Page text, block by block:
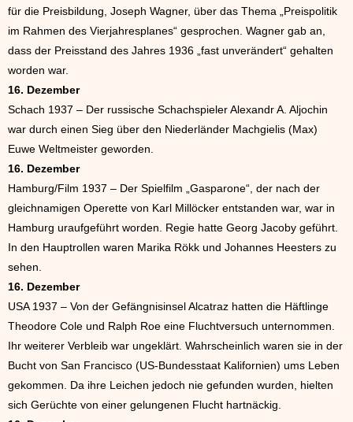
für die Preisbildung, Joseph Wagner, über das Thema „Preispolitik
im Rahmen des Vierjahresplanes“ gesprochen. Wagner gab an,
dass der Preisstand des Jahres 1936 „fast unverändert“ gehalten
worden war.
16. Dezember
Schach 1937 – Der russische Schachspieler Alexandr A. Aljochin
war durch einen Sieg über den Niederländer Machgielis (Max)
Euwe Weltmeister geworden.
16. Dezember
Hamburg/Film 1937 – Der Spielfilm „Gasparone“, der nach der
gleichnamigen Operette von Karl Millöcker entstanden war, war in
Hamburg uraufgeführt worden. Regie hatte Georg Jacoby geführt.
In den Hauptrollen waren Marika Rökk und Johannes Heesters zu
sehen.
16. Dezember
USA 1937 – Von der Gefängnisinsel Alcatraz hatten die Häftlinge
Theodore Cole und Ralph Roe eine Fluchtversuch unternommen.
Ihr weiterer Verbleib war ungeklärt. Wahrscheinlich waren sie in der
Bucht von San Francisco (US-Bundesstaat Kalifornien) ums Leben
gekommen. Da ihre Leichen jedoch nie gefunden wurden, hielten
sich Gerüchte von einer gelungenen Flucht hartnäckig.